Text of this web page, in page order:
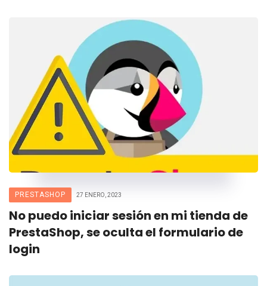
PRESTASHOP 27 ENERO, 2023
No puedo iniciar sesión en mi tienda de
PrestaShop, se oculta el formulario de
login